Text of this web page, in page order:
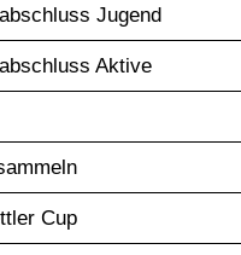
Jugend
Aktive
Cup